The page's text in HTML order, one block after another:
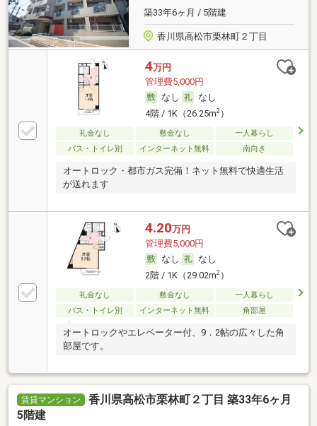
築33年6ヶ月 / 5階建
香川県高松市栗林町２丁目
4万円
管理費5,000円
なし
なし
4階 / 1K（26.25m2）
礼金なし 敷金なし
一人暮らし
バス・トイレ別
インターネット無料 南向き
オートロック・都市ガス完備！ネット無料で快適生活
が送れます
4.20万円
管理費5,000円
なし
なし
2階 / 1K（29.02m2）
礼金なし 敷金なし
一人暮らし
バス・トイレ別
インターネット無料 角部屋
オートロックやエレベーター付、9．2帖の広々した角
部屋です。
賃貸マンション
香川県高松市栗林町２丁目 築33年6ヶ月
5階建